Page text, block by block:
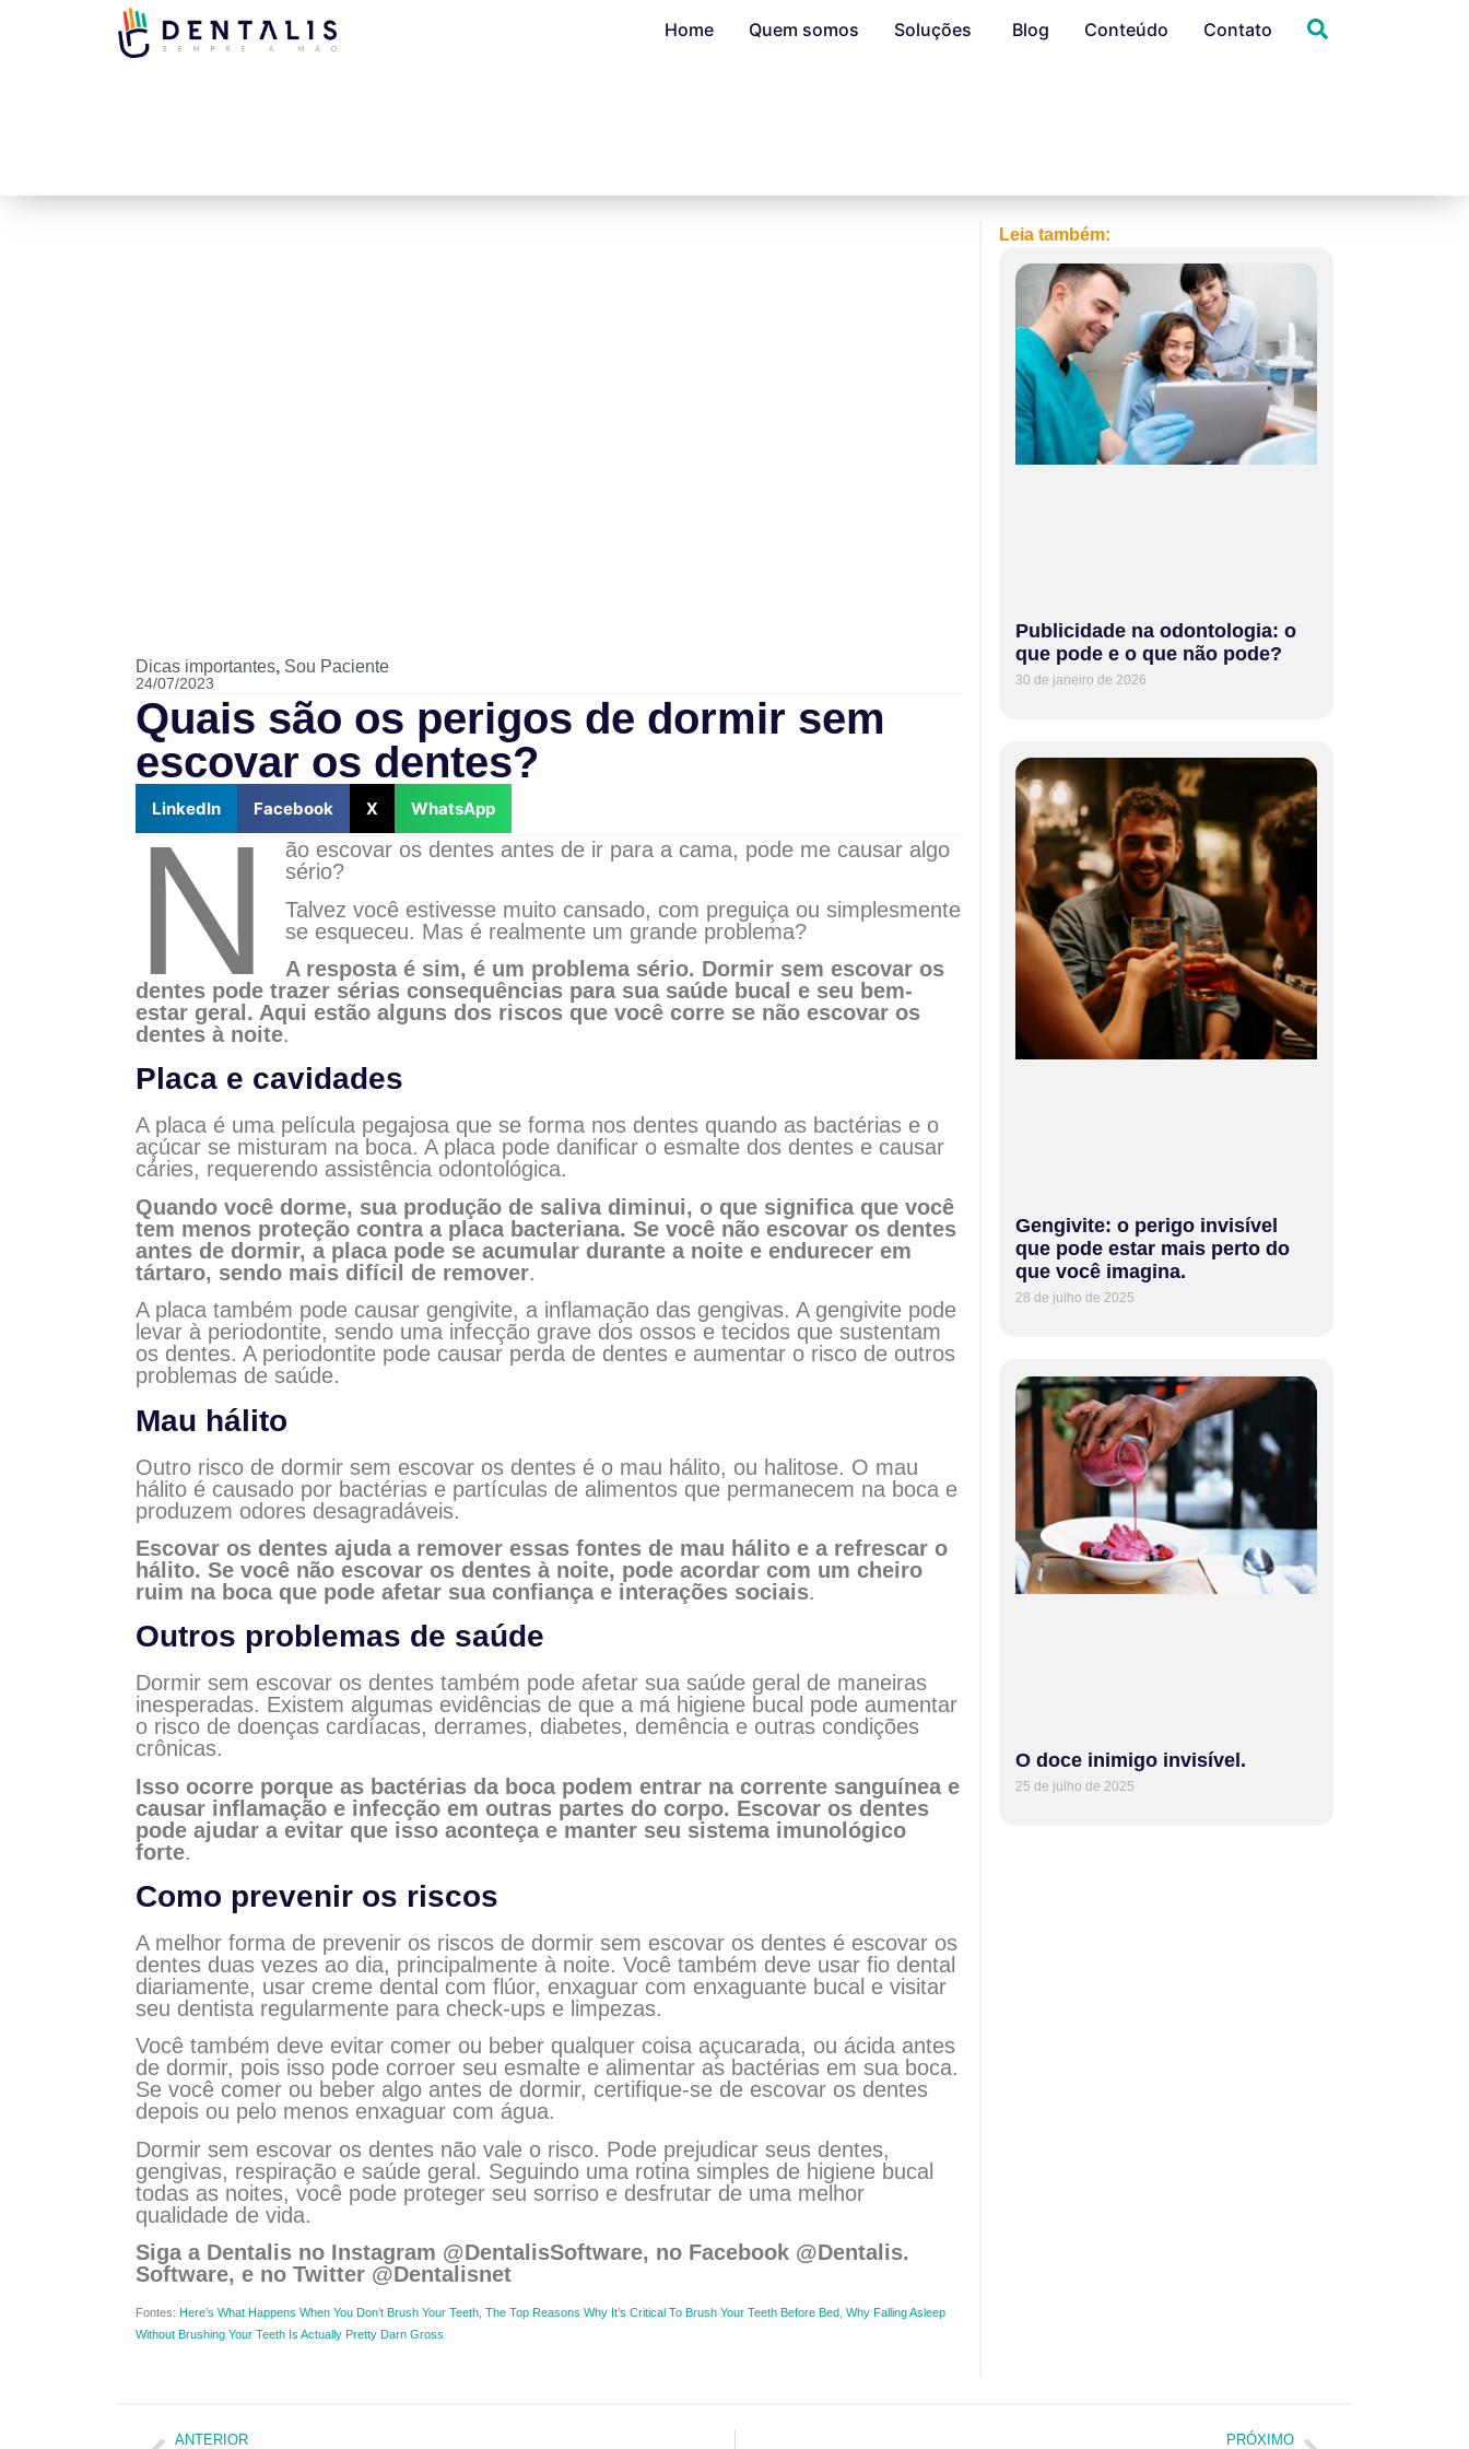
Home Quem somos Soluções Blog Conteúdo Contato
Dicas importantes, Sou Paciente
24/07/2023
Quais são os perigos de dormir sem
escovar os dentes?
LinkedIn Facebook X WhatsApp
N
ão escovar os dentes antes de ir para a cama, pode me causar algo
sério?
Talvez você estivesse muito cansado, com preguiça ou simplesmente
se esqueceu. Mas é realmente um grande problema?
A resposta é sim, é um problema sério. Dormir sem escovar os
dentes pode trazer sérias consequências para sua saúde bucal e seu bem-
estar geral. Aqui estão alguns dos riscos que você corre se não escovar os
dentes à noite.
Placa e cavidades
A placa é uma película pegajosa que se forma nos dentes quando as bactérias e o
açúcar se misturam na boca. A placa pode danificar o esmalte dos dentes e causar
cáries, requerendo assistência odontológica.
Quando você dorme, sua produção de saliva diminui, o que significa que você
tem menos proteção contra a placa bacteriana. Se você não escovar os dentes
antes de dormir, a placa pode se acumular durante a noite e endurecer em
tártaro, sendo mais difícil de remover.
A placa também pode causar gengivite, a inflamação das gengivas. A gengivite pode
levar à periodontite, sendo uma infecção grave dos ossos e tecidos que sustentam
os dentes. A periodontite pode causar perda de dentes e aumentar o risco de outros
problemas de saúde.
Mau hálito
Outro risco de dormir sem escovar os dentes é o mau hálito, ou halitose. O mau
hálito é causado por bactérias e partículas de alimentos que permanecem na boca e
produzem odores desagradáveis.
Escovar os dentes ajuda a remover essas fontes de mau hálito e a refrescar o
hálito. Se você não escovar os dentes à noite, pode acordar com um cheiro
ruim na boca que pode afetar sua confiança e interações sociais.
Outros problemas de saúde
Dormir sem escovar os dentes também pode afetar sua saúde geral de maneiras
inesperadas. Existem algumas evidências de que a má higiene bucal pode aumentar
o risco de doenças cardíacas, derrames, diabetes, demência e outras condições
crônicas.
Isso ocorre porque as bactérias da boca podem entrar na corrente sanguínea e
causar inflamação e infecção em outras partes do corpo. Escovar os dentes
pode ajudar a evitar que isso aconteça e manter seu sistema imunológico
forte.
Como prevenir os riscos
A melhor forma de prevenir os riscos de dormir sem escovar os dentes é escovar os
dentes duas vezes ao dia, principalmente à noite. Você também deve usar fio dental
diariamente, usar creme dental com flúor, enxaguar com enxaguante bucal e visitar
seu dentista regularmente para check-ups e limpezas.
Você também deve evitar comer ou beber qualquer coisa açucarada, ou ácida antes
de dormir, pois isso pode corroer seu esmalte e alimentar as bactérias em sua boca.
Se você comer ou beber algo antes de dormir, certifique-se de escovar os dentes
depois ou pelo menos enxaguar com água.
Dormir sem escovar os dentes não vale o risco. Pode prejudicar seus dentes,
gengivas, respiração e saúde geral. Seguindo uma rotina simples de higiene bucal
todas as noites, você pode proteger seu sorriso e desfrutar de uma melhor
qualidade de vida.
Siga a Dentalis no Instagram @DentalisSoftware, no Facebook @Dentalis.
Software, e no Twitter @Dentalisnet
Fontes: Here’s What Happens When You Don’t Brush Your Teeth, The Top Reasons Why It’s Critical To Brush Your Teeth Before Bed, Why Falling Asleep
Without Brushing Your Teeth Is Actually Pretty Darn Gross
Leia também:
Publicidade na odontologia: o
que pode e o que não pode?
30 de janeiro de 2026
Gengivite: o perigo invisível
que pode estar mais perto do
que você imagina.
28 de julho de 2025
O doce inimigo invisível.
25 de julho de 2025
ANTERIOR PRÓXIMO